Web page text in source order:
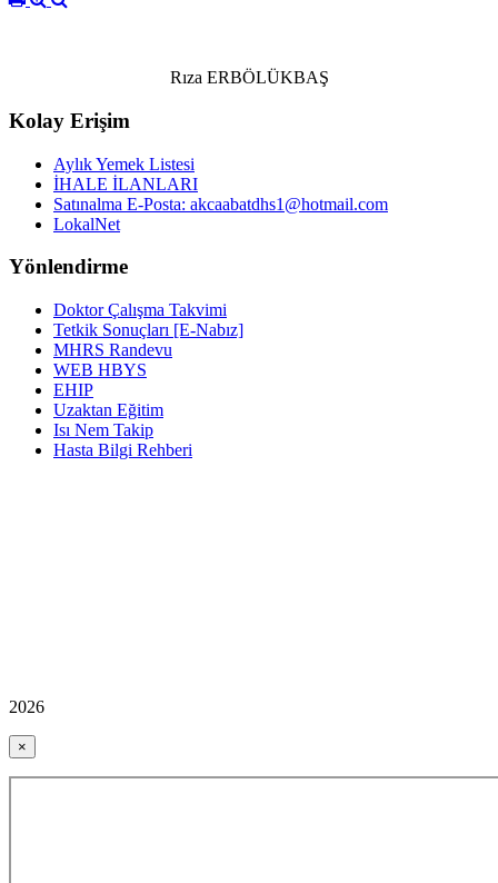
Rıza ERBÖLÜKBAŞ
Kolay Erişim
Aylık Yemek Listesi
İHALE İLANLARI
Satınalma E-Posta: akcaabatdhs1@hotmail.com
LokalNet
Yönlendirme
Doktor Çalışma Takvimi
Tetkik Sonuçları [E-Nabız]
MHRS Randevu
WEB HBYS
EHIP
Uzaktan Eğitim
Isı Nem Takip
Hasta Bilgi Rehberi
2026
×